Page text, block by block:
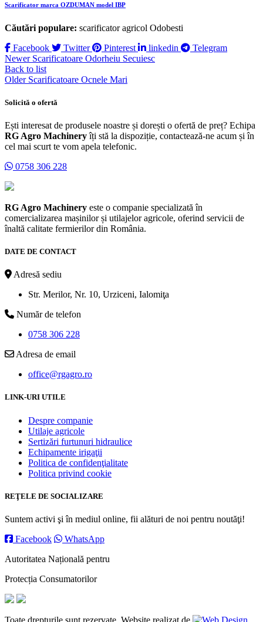
Scarificator marca OZDUMAN model IBP
Căutări populare: scarificator agricol Odobesti
Facebook
Twitter Pinterest linkedin
Telegram
Newer Scarificatoare Odorheiu Secuiesc
Back to list
Older Scarificatoare Ocnele Mari
Solicită o ofertă
Ești interesat de produsele noastre și dorești o ofertă de preț? Echipa
RG Agro Machineryîți stă la dispoziție, contactează-ne acum și în
cel mai scurt te vom apela telefonic.
0758 306 228
RG Agro Machinery este o companie specializată în
comercializarea mașinilor și utilajelor agricole, oferind servicii de
înaltă calitate fermierilor din România.
DATE DE CONTACT
Adresă sediu
Str. Merilor, Nr. 10, Urziceni, Ialomiţa
Număr de telefon
0758 306 228
Adresa de email
office@rgagro.ro
LINK-URI UTILE
Despre companie
Utilaje agricole
Sertizări furtunuri hidraulice
Echipamente irigaţii
Politica de confidenţialitate
Politica privind cookie
REŢELE DE SOCIALIZARE
Suntem activi şi în mediul online, fii alături de noi pentru noutăţi!
Facebook
WhatsApp
Autoritatea Națională pentru
Protecția Consumatorilor
Toate drepturile sunt rezervate. Website realizat de